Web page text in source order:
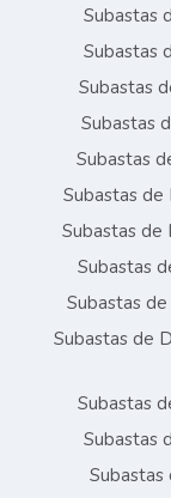
Subastas
Subastas
Subastas
Subastas
Subastas
Subastas de
Subastas de
Subastas
Subastas
Subastas de
Subastas
Subastas
Subastas